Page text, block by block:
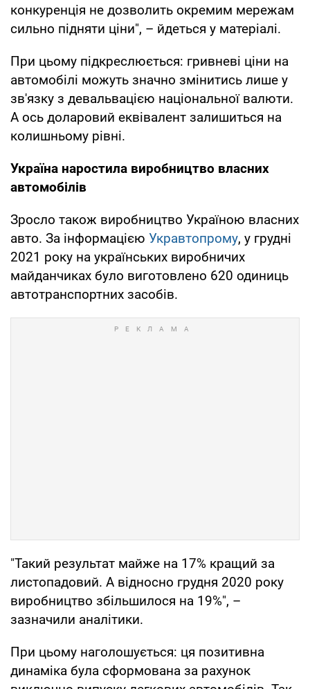
конкуренція не дозволить окремим мережам
сильно підняти ціни", – йдеться у матеріалі.
При цьому підкреслюється: гривневі ціни на
автомобілі можуть значно змінитись лише у
зв'язку з девальвацією національної валюти.
А ось доларовий еквівалент залишиться на
колишньому рівні.
Україна наростила виробництво власних
автомобілів
Зросло також виробництво Україною власних
авто. За інформацією Укравтопрому, у грудні
2021 року на українських виробничих
майданчиках було виготовлено 620 одиниць
автотранспортних засобів.
"Такий результат майже на 17% кращий за
листопадовий. А відносно грудня 2020 року
виробництво збільшилося на 19%", –
зазначили аналітики.
При цьому наголошується: ця позитивна
динаміка була сформована за рахунок